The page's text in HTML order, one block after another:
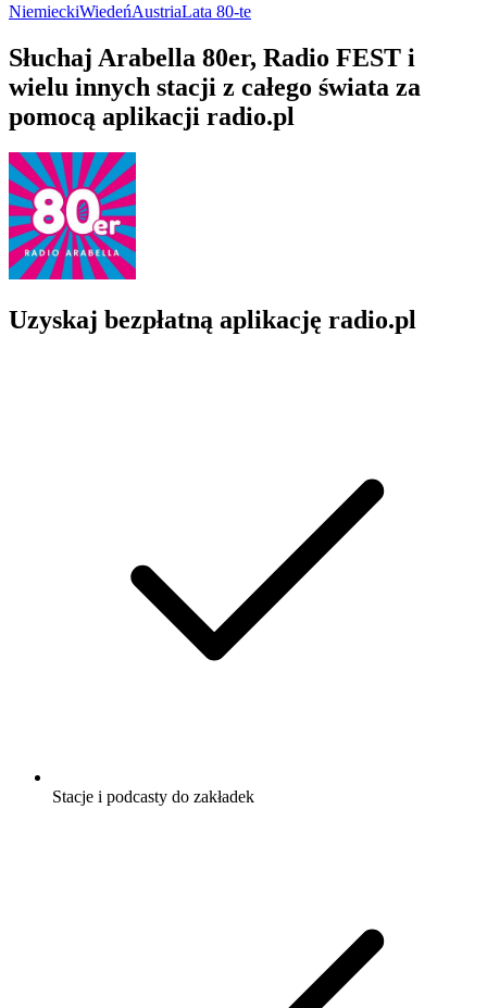
NiemieckiWiedeńAustriaLata 80-te
Słuchaj Arabella 80er, Radio FEST i
wielu innych stacji z całego świata za
pomocą aplikacji radio.pl
Uzyskaj bezpłatną aplikację radio.pl
Stacje i podcasty do zakładek